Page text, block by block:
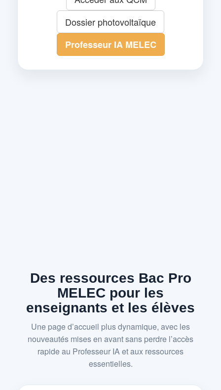
Dossier photovoltaïque
Professeur IA MELEC
Des ressources Bac Pro
MELEC pour les
enseignants et les élèves
Une page d’accueil plus dynamique, avec les
nouveautés mises en avant sans perdre l’accès
rapide au Professeur IA et aux ressources
essentielles.